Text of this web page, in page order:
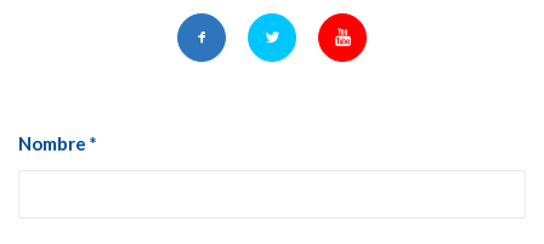
Nombre *